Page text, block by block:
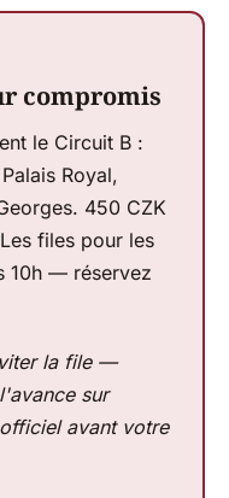
compromis
le Circuit B :
Royal,
450 CZK
files pour les
10h — réservez
la file —
sur
avant votre